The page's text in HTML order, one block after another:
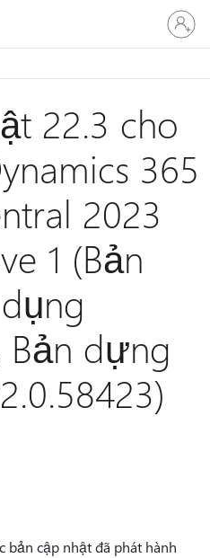
Đăng
nhập
tài
22.3 cho
365
2023
1 (Bản
Bản dựng
bản cập nhật đã phát hành